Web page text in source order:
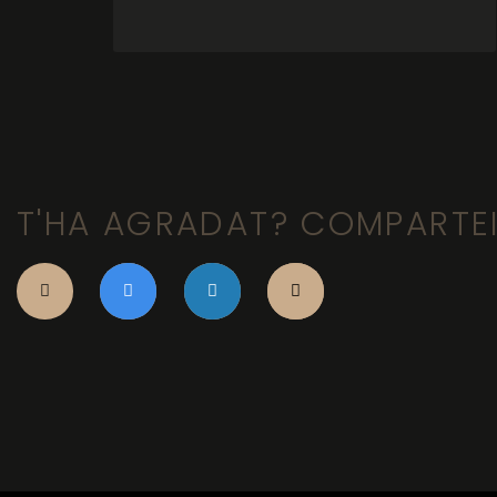
T'HA AGRADAT?